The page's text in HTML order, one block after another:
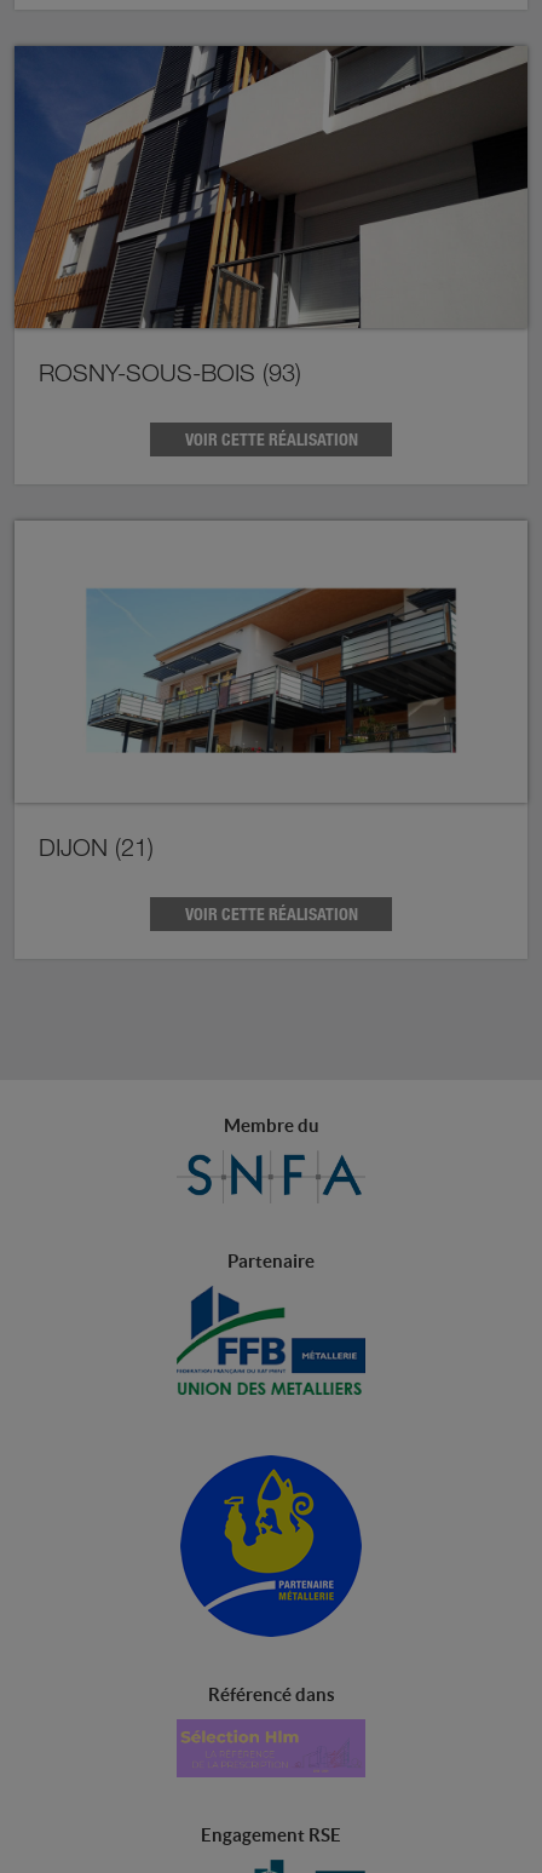
ROSNY-SOUS-BOIS (93)
VOIR CETTE RÉALISATION
DIJON (21)
VOIR CETTE RÉALISATION
Membre du
Partenaire
Référencé dans
Engagement RSE